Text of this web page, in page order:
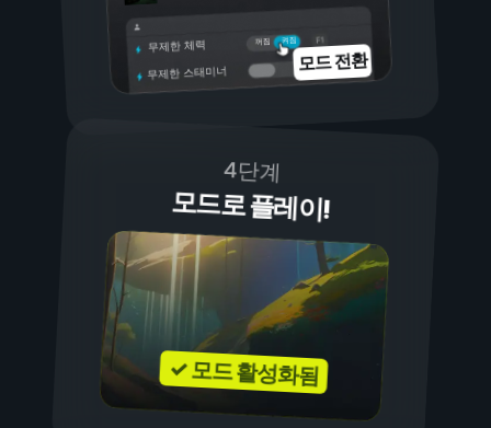
켜짐
꺼짐
무제한 체력
무제한 스태미너 모드 전환
4단계
모드로 플레이!
✓ 모드 활성화됨